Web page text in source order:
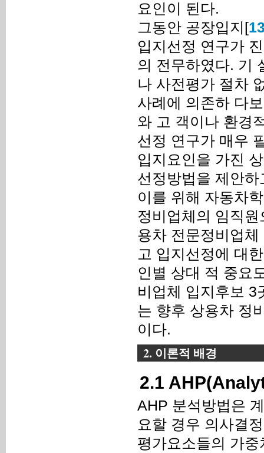
요인이 된다.
그동안 공장입지[
입지선정 연구가
의 전무하였다. 기
나 사전평가 절차
사례에 의존하 다
와 고 객이나 환경
선정 연구가 매우
입지요인을 가진
선정방법을 제안하
이를 위해 자동차
정비업체의 임직
용차 전문정비업
고 입지선정에 대
인별 상대 적 중요
비업체 입지후보 3
는 향후 상용차 정
이다.
2. 이론적 배경
2.1
AHP 분석방법은
요할 경우 의사결
평가요소들의 가